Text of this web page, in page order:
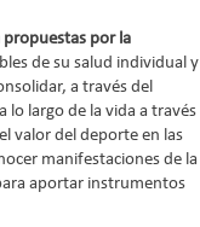
propuestas por la
de su salud individual y
a través del
lo largo de la vida a través
valor del deporte en las
manifestaciones de la
aportar instrumentos